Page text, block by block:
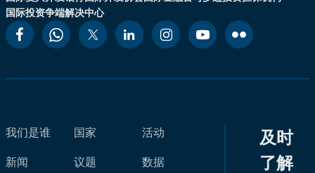
国际投资争端解决中心
我们是谁
新闻
国家
议题
活动
数据
及时
了解